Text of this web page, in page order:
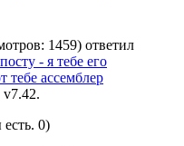
1459) ответил
- я тебе его
тебе ассемблер
0)